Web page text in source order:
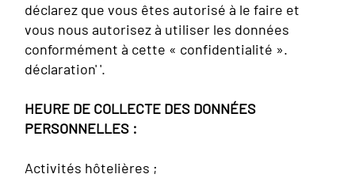
déclarez que vous êtes autorisé à le faire et
vous nous autorisez à utiliser les données
conformément à cette « confidentialité ».
déclaration' '.
HEURE DE COLLECTE DES DONNÉES
PERSONNELLES :
Activités hôtelières ;